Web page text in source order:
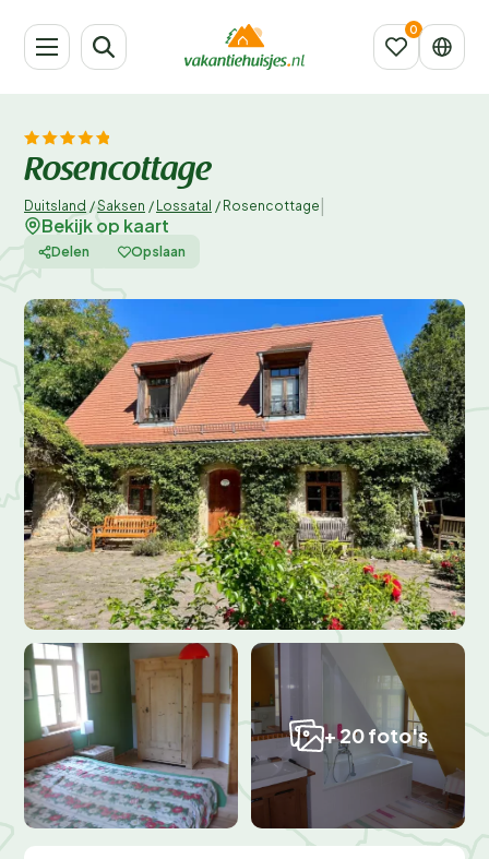
Rosencottage
Duitsland /Saksen / Lossatal / Rosencottage
Bekijk op kaart
Delen Opslaan
+ 20 foto's